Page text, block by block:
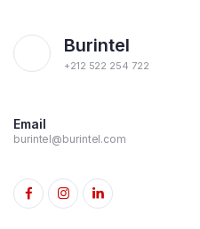
Burintel
+212 522 254 722
Email
burintel@burintel.com